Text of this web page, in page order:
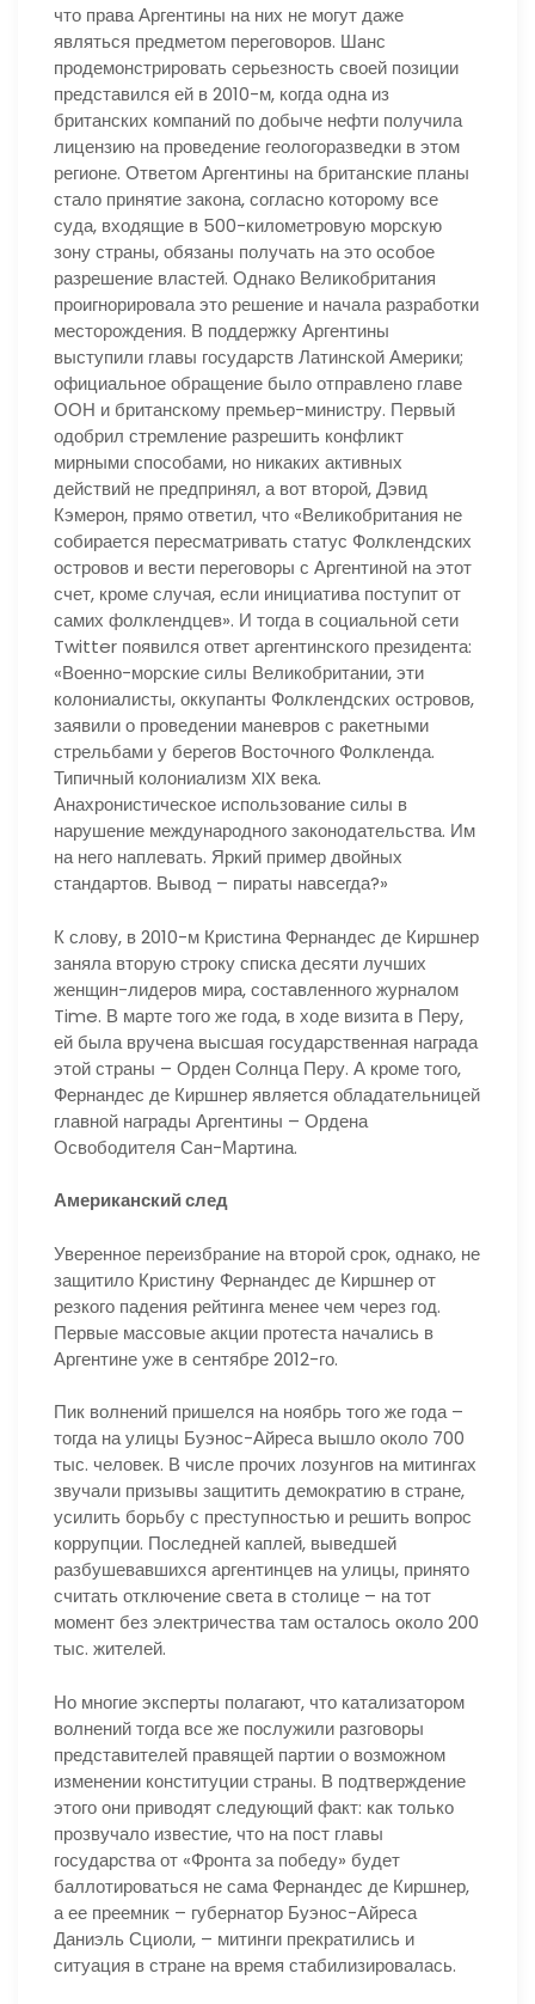
что права Аргентины на них не могут даже
являться предметом переговоров. Шанс
продемонстрировать серьезность своей позиции
представился ей в 2010-м, когда одна из
британских компаний по добыче нефти получила
лицензию на проведение геологоразведки в этом
регионе. Ответом Аргентины на британские планы
стало принятие закона, согласно которому все
суда, входящие в 500-километровую морскую
зону страны, обязаны получать на это особое
разрешение властей. Однако Великобритания
проигнорировала это решение и начала разработки
месторождения. В поддержку Аргентины
выступили главы государств Латинской Америки;
официальное обращение было отправлено главе
ООН и британскому премьер-министру. Первый
одобрил стремление разрешить конфликт
мирными способами, но никаких активных
действий не предпринял, а вот второй, Дэвид
Кэмерон, прямо ответил, что «Великобритания не
собирается пересматривать статус Фолклендских
островов и вести переговоры с Аргентиной на этот
счет, кроме случая, если инициатива поступит от
самих фолклендцев». И тогда в социальной сети
Twitter появился ответ аргентинского президента:
«Военно-морские силы Великобритании, эти
колониалисты, оккупанты Фолклендских островов,
заявили о проведении маневров с ракетными
стрельбами у берегов Восточного Фолкленда.
Типичный колониализм XIX века.
Анахронистическое использование силы в
нарушение международного законодательства. Им
на него наплевать. Яркий пример двойных
стандартов. Вывод – пираты навсегда?»
К слову, в 2010-м Кристина Фернандес де Киршнер
заняла вторую строку списка десяти лучших
женщин-лидеров мира, составленного журналом
Time. В марте того же года, в ходе визита в Перу,
ей была вручена высшая государственная награда
этой страны – Орден Солнца Перу. А кроме того,
Фернандес де Киршнер является обладательницей
главной награды Аргентины – Ордена
Освободителя Сан-Мартина.
Американский след
Уверенное переизбрание на второй срок, однако, не
защитило Кристину Фернандес де Киршнер от
резкого падения рейтинга менее чем через год.
Первые массовые акции протеста начались в
Аргентине уже в сентябре 2012-го.
Пик волнений пришелся на ноябрь того же года –
тогда на улицы Буэнос-Айреса вышло около 700
тыс. человек. В числе прочих лозунгов на митингах
звучали призывы защитить демократию в стране,
усилить борьбу с преступностью и решить вопрос
коррупции. Последней каплей, выведшей
разбушевавшихся аргентинцев на улицы, принято
считать отключение света в столице – на тот
момент без электричества там осталось около 200
тыс. жителей.
Но многие эксперты полагают, что катализатором
волнений тогда все же послужили разговоры
представителей правящей партии о возможном
изменении конституции страны. В подтверждение
этого они приводят следующий факт: как только
прозвучало известие, что на пост главы
государства от «Фронта за победу» будет
баллотироваться не сама Фернандес де Киршнер,
а ее преемник – губернатор Буэнос-Айреса
Даниэль Сциоли, – митинги прекратились и
ситуация в стране на время стабилизировалась.